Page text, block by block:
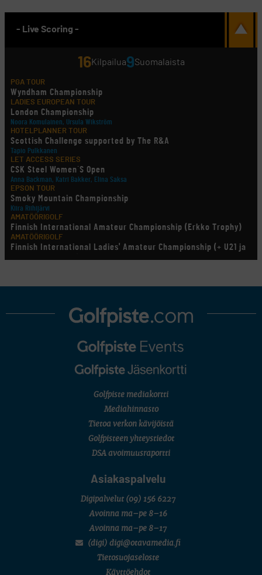
- Live Scoring -
16Kilpailua9Suomalaista
PGA TOUR
Wyndham Championship
LADIES EUROPEAN TOUR
London Championship
Noora Komulainen, Ursula Wikström
HOTELPLANNER TOUR
Scottish Challenge supported by The R&A
Tapio Pulkkanen
LET ACCESS SERIES
CSK Steel Women´S Open
Anna Backman, Katri Bakker, Elina Saksa
EPSON TOUR
Smoky Mountain Championship
Kiira Riihijärvi
AMATÖÖRIGOLF
Finnish International Amateur Championship (Erkko Trophy)
AMATÖÖRIGOLF
Finnish International Ladies' Amateur Championship (+ U21 ja
U18/FJT/Aulanko)
LEGENDS TOUR
U.S. Women's Amateur Championship
Eeli Krankka, Lionel Mutikainen
Kivitippu Classic Invitational 2026
SM-reikäpeli (M50/Kymen Golf)
7 (U18 ja U21/pojat/Tahko)
Golfpiste mediakortti
Mediahinnasto
Tietoa verkon kävijöistä
Golfpisteen yhteystiedot
DSA avoimuusraportti
Asiakaspalvelu
Digipalvelut (09) 156 6227
Avoinna ma–pe 8–16
Avoinna ma–pe 8–17
(digi) digi@otavamedia.fi
Tietosuojaseloste
Käyttöehdot